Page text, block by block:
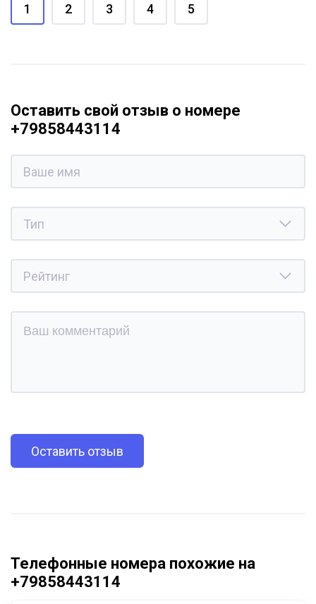
1 2 3 4 5
Оставить свой отзыв о номере
+79858443114
Оставить отзыв
Телефонные номера похожие на
+79858443114